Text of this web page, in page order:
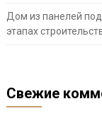
Дом из панелей под
этапах
Свежие